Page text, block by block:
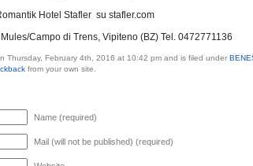
Hotel Stafler su stafler.com
Campo di Trens, Vipiteno (BZ) Tel. 0472771136
Thursday, February 4th, 2016 at 10:42 pm and is filed under
from your own site.
Name (required)
Mail (will not be published) (required)